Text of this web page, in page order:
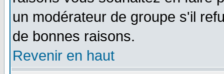
un modérateur de groupe s'il
de bonnes raisons.
Revenir en haut